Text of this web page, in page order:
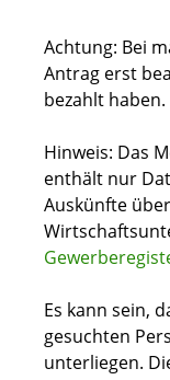
Achtung: Bei
Antrag erst
bezahlt haben.
Hinweis: Das
enthält nur
Auskünfte
Es kann sein,
gesuchten
unterliegen.